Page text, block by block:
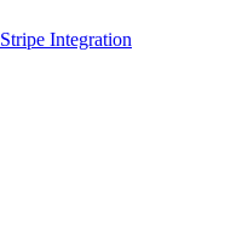
Stripe Integration